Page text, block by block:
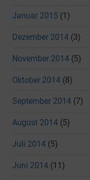
Januar 2015 (1)
Dezember 2014 (3)
November 2014 (5)
Oktober 2014 (8)
September 2014 (7)
August 2014 (5)
Juli 2014 (5)
Juni 2014 (11)